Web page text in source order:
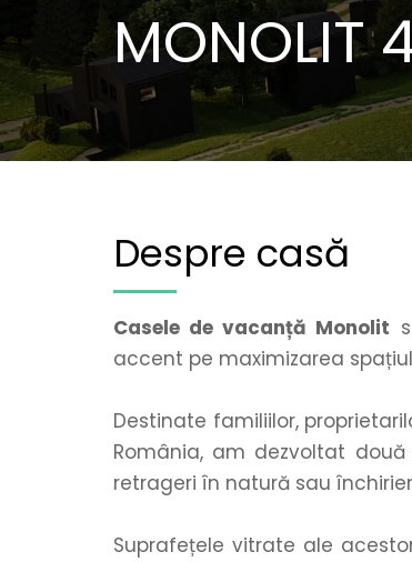
MONOLIT
Despre casă
Casele de vacanță Monolit
accent pe maximizarea
Destinate familiilor,
România, am dezvoltat
retrageri în natură sau
Suprafețele vitrate ale